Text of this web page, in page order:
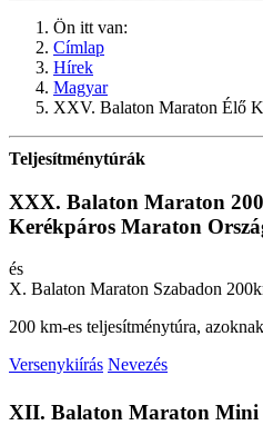
Ön itt van:
Címlap
Hírek
Magyar
XXV. Balaton Maraton Élő
Teljesítménytúrák
XXX. Balaton Maraton
Kerékpáros Maraton
és
X. Balaton Maraton Szabadon
200 km-es teljesítménytúra,
Versenykiírás Nevezés
XII. Balaton Maraton Mini